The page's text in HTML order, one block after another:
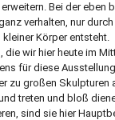
Bei der eben
verhalten, nur
Körper entsteht.
die wir hier heute im
für diese
zu großen Skulpturen
treten und bloß
sind sie hier